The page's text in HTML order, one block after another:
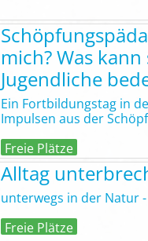
mich? Was
Jugendliche
Ein Fortbildungstag in
Impulsen aus der
Freie Plätze
Alltag
unterwegs in der Natur
Freie Plätze